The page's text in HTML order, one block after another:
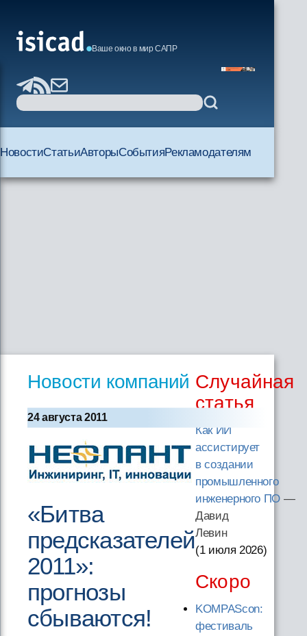
Ваше окно в мир САПР
НовостиСтатьиАвторыСобытияРекламодателям
Новости компаний
24 августа 2011
«Битва
предсказателей
2011»:
прогнозы
сбываются!
Случайная
статья
Как ИИ
ассистирует
в создании
промышленного
инженерного ПО—
Давид
Левин
(1 июля 2026)
Скоро
KOMPAScon:
фестиваль